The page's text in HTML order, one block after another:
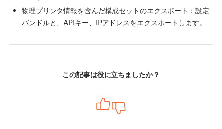
物理プリンタ情報を含んだ構成セットのエクスポート：設定
バンドルと、APIキー、IPアドレスをエクスポートします。
この記事は役に立ちましたか？